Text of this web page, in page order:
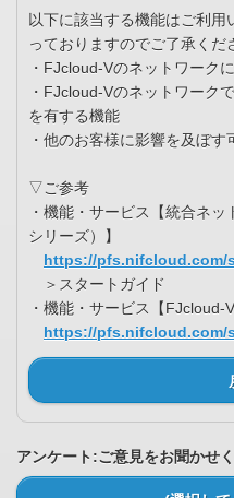
以下に該当する機能はご利
っておりますのでご了承くだ
・FJcloud-Vのネットワーク
・FJcloud-Vのネットワーク
を有する機能
・他のお客様に影響を及ぼ
▽ご参考
・機能・サービス【統合ネ
シリーズ）】
https://pfs.nifcloud.com/
＞スタートガイド
・機能・サービス【FJcloud-
https://pfs.nifcloud.com/
アンケート:ご意見をお聞かせ